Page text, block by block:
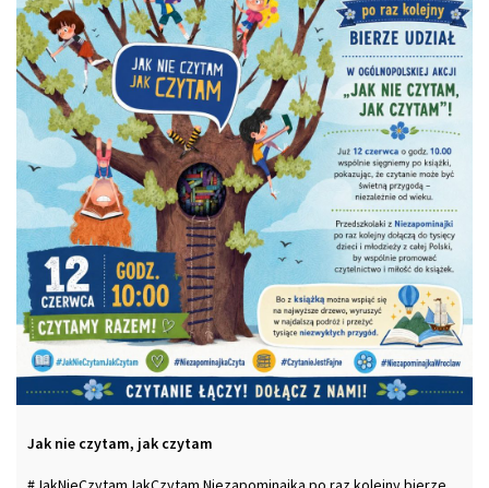
Jak nie czytam, jak czytam